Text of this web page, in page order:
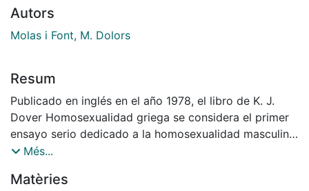
Autors
Molas i Font, M. Dolors
Resum
Publicado en inglés en el año 1978, el libro de K. J.
Dover Homosexualidad griega se considera el primer
ensayo serio dedicado a la homosexualidad masculina
en la Grecia clásica. Éste y otros trabajos del mismo
volúmenes centrados en la antigüedad de Histoire de
Més...
Matèries